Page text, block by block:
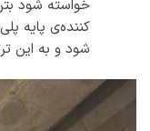
خواسته شود
کننده‌ی پایه
شود و به این